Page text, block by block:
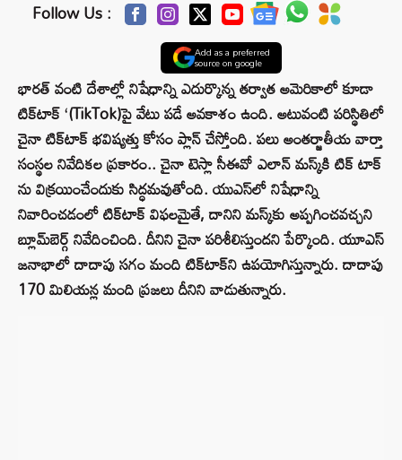
Follow Us :
Add as a preferred
source on google
భారత్ వంటి దేశాల్లో నిషేధాన్ని ఎదుర్కొన్న తర్వాత అమెరికాలో కూడా
టిక్‌టాక్ ‘(TikTok)పై వేటు పడే అవకాశం ఉంది. అటువంటి పరిస్థితిలో
చైనా టిక్‌టాక్ భవిష్యత్తు కోసం ప్లాన్ చేస్తోంది. పలు అంతర్జాతీయ వార్తా
సంస్థల నివేదికల ప్రకారం.. చైనా టెస్లా సీఈవో ఎలాన్ మస్క్‌కి టిక్ టాక్
ను విక్రయించేందుకు సిద్ధమవుతోంది. యుఎస్‌లో నిషేధాన్ని
నివారించడంలో టిక్‌టాక్ విఫలమైతే, దానిని మస్క్‌కు అప్పగించవచ్చని
బ్లూమ్‌బెర్గ్ నివేదించింది. దీనిని చైనా పరిశీలిస్తుందని పేర్కొంది. యూఎస్
జనాభాలో దాదాపు సగం మంది టిక్‌టాక్‌ని ఉపయోగిస్తున్నారు. దాదాపు
170 మిలియన్ల మంది ప్రజలు దీనిని వాడుతున్నారు.